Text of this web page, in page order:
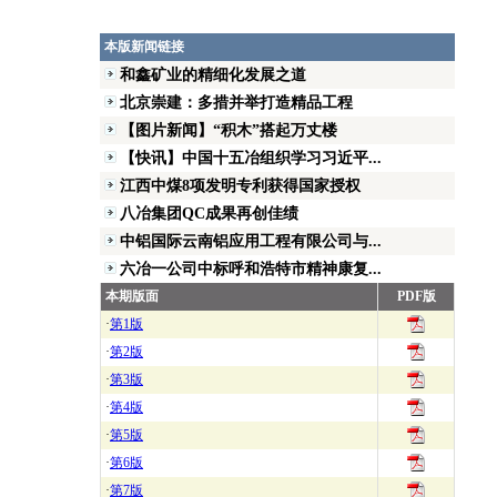
本版新闻链接
和鑫矿业的精细化发展之道
北京崇建：多措并举打造精品工程
【图片新闻】“积木”搭起万丈楼
【快讯】中国十五冶组织学习习近平...
江西中煤8项发明专利获得国家授权
八冶集团QC成果再创佳绩
中铝国际云南铝应用工程有限公司与...
六冶一公司中标呼和浩特市精神康复...
本期版面
PDF版
·第1版
·第2版
·第3版
·第4版
·第5版
·第6版
·第7版